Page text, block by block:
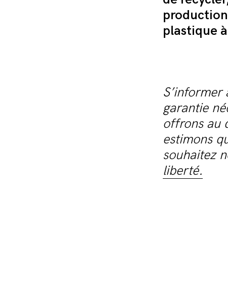
plastique
S’informer
garantie
offrons au
estimons
souhaitez
liberté.